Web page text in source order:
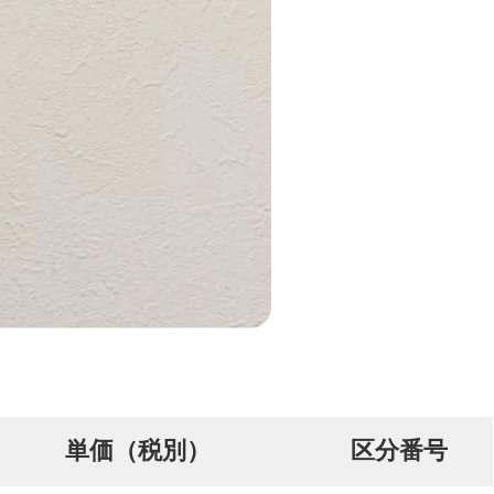
単価（税別） 区分番号